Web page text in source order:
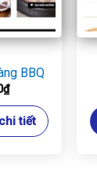
BBQ
₫Giá
hiện
tại
là:
700.000₫.
tiết